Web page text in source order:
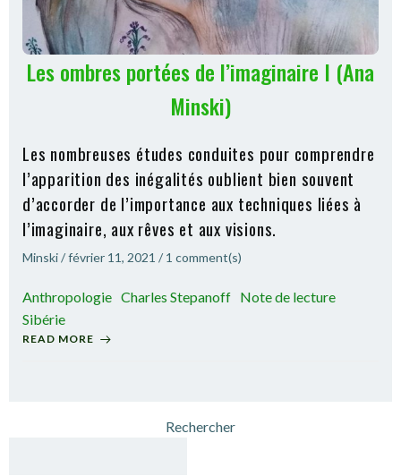
Les ombres portées de l’imaginaire I (Ana
Minski)
Les nombreuses études conduites pour comprendre
l’apparition des inégalités oublient bien souvent
d’accorder de l’importance aux techniques liées à
l’imaginaire, aux rêves et aux visions.
Minski/février 11, 2021 / 1 comment(s)
Anthropologie Charles Stepanoff Note de lecture
Sibérie
READ MORE
Rechercher